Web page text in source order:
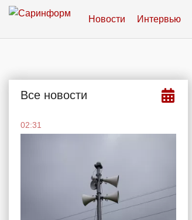
Новости Интервью
Все новости
02:31